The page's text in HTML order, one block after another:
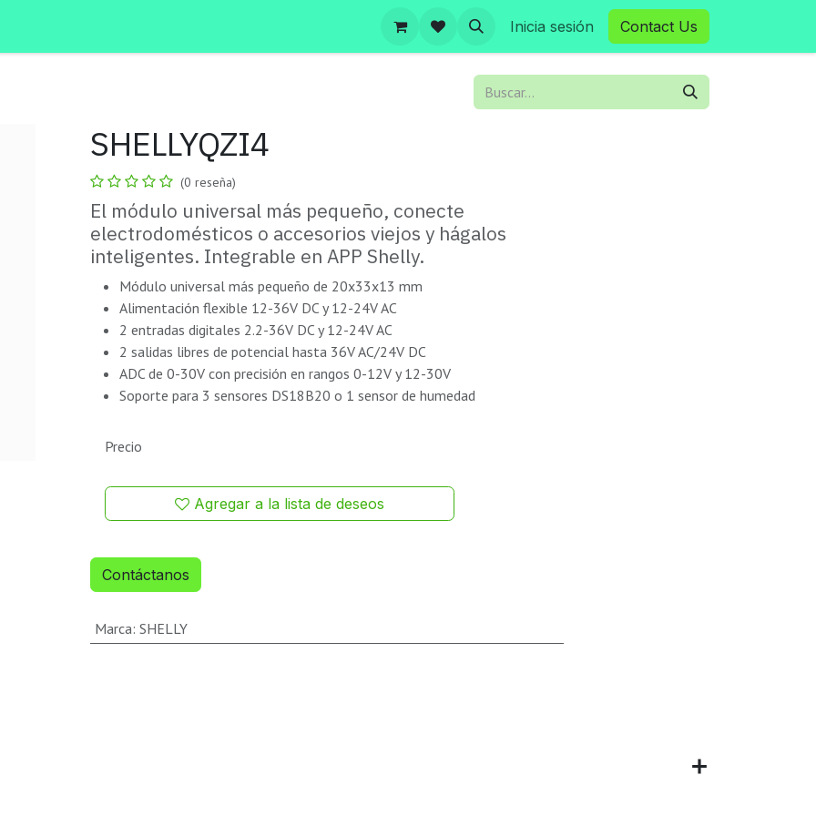
Inicia sesión Contact Us
SHELLYQZI4
(0 reseña)
El módulo universal más pequeño, conecte
electrodomésticos o accesorios viejos y hágalos
inteligentes. Integrable en APP Shelly.
Módulo universal más pequeño de 20x33x13 mm
Alimentación flexible 12-36V DC y 12-24V AC
2 entradas digitales 2.2-36V DC y 12-24V AC
2 salidas libres de potencial hasta 36V AC/24V DC
ADC de 0-30V con precisión en rangos 0-12V y 12-30V
Soporte para 3 sensores DS18B20 o 1 sensor de humedad
Agregar a la lista de deseos
Precio
Contáctanos
Marca: SHELLY